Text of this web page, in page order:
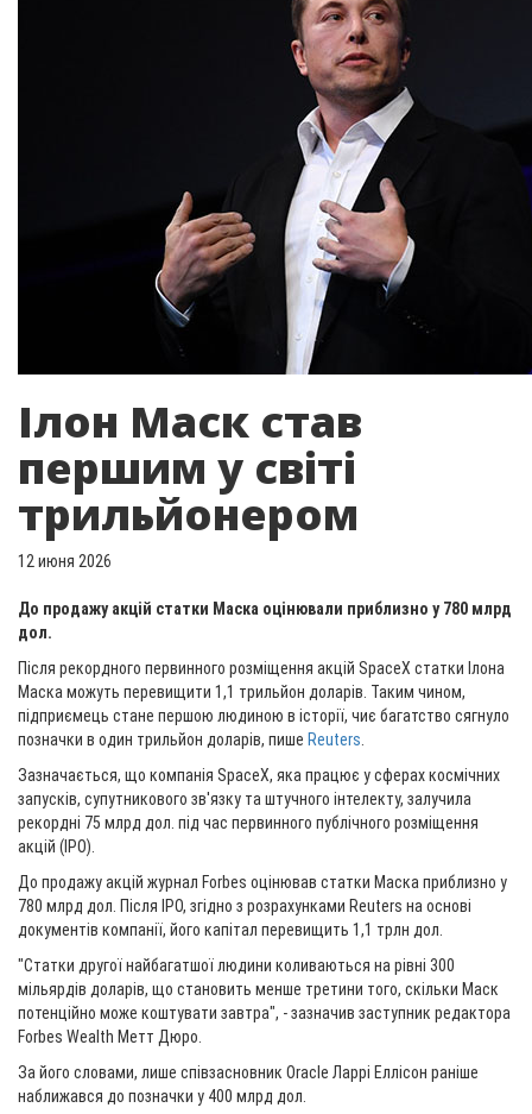
Ілон Маск став
першим у світі
трильйонером
12 июня 2026
До продажу акцій статки Маска оцінювали приблизно у 780 млрд
дол.
Після рекордного первинного розміщення акцій SpaceX статки Ілона
Маска можуть перевищити 1,1 трильйон доларів. Таким чином,
підприємець стане першою людиною в історії, чиє багатство сягнуло
позначки в один трильйон доларів, пише Reuters
Зазначається, що компанія SpaceX, яка працює у сферах космічних
запусків, супутникового зв'язку та штучного інтелекту, залучила
рекордні 75 млрд дол. під час первинного публічного розміщення
акцій (IPO).
До продажу акцій журнал Forbes оцінював статки Маска приблизно у
780 млрд дол. Після IPO, згідно з розрахунками Reuters на основі
документів компанії, його капітал перевищить 1,1 трлн дол.
"Статки другої найбагатшої людини коливаються на рівні 300
мільярдів доларів, що становить менше третини того, скільки Маск
потенційно може коштувати завтра", - зазначив заступник редактора
Forbes Wealth Метт Дюро.
За його словами, лише співзасновник Oracle Ларрі Еллісон раніше
наближався до позначки у 400 млрд дол.